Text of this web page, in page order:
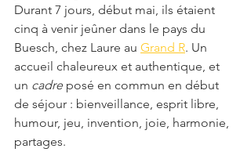
Durant 7 jours, début mai, ils étaient
cinq à venir jeûner dans le pays du
Buesch, chez Laure au Grand R. Un
accueil chaleureux et authentique, et
un cadre posé en commun en début
de séjour : bienveillance, esprit libre,
humour, jeu, invention, joie, harmonie,
partages.